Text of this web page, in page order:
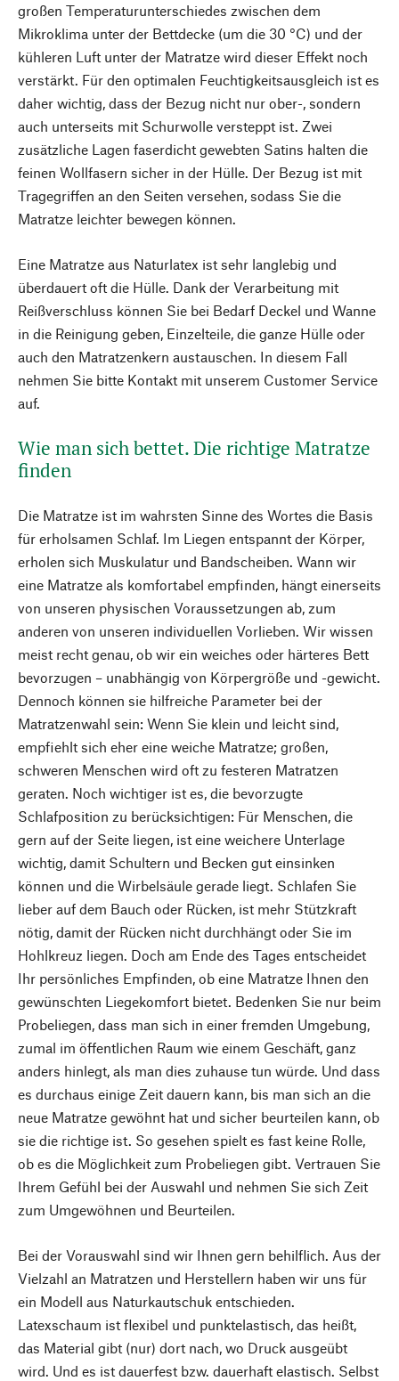
großen Temperaturunterschiedes zwischen dem
Mikroklima unter der Bettdecke (um die 30 °C) und der
kühleren Luft unter der Matratze wird dieser Effekt noch
verstärkt. Für den optimalen Feuchtigkeitsausgleich ist es
daher wichtig, dass der Bezug nicht nur ober-, sondern
auch unterseits mit Schurwolle versteppt ist. Zwei
zusätzliche Lagen faserdicht gewebten Satins halten die
feinen Wollfasern sicher in der Hülle. Der Bezug ist mit
Tragegriffen an den Seiten versehen, sodass Sie die
Matratze leichter bewegen können.
Eine Matratze aus Naturlatex ist sehr langlebig und
überdauert oft die Hülle. Dank der Verarbeitung mit
Reißverschluss können Sie bei Bedarf Deckel und Wanne
in die Reinigung geben, Einzelteile, die ganze Hülle oder
auch den Matratzenkern austauschen. In diesem Fall
nehmen Sie bitte Kontakt mit unserem Customer Service
auf.
Wie man sich bettet. Die richtige Matratze
finden
Die Matratze ist im wahrsten Sinne des Wortes die Basis
für erholsamen Schlaf. Im Liegen entspannt der Körper,
erholen sich Muskulatur und Bandscheiben. Wann wir
eine Matratze als komfortabel empfinden, hängt einerseits
von unseren physischen Voraussetzungen ab, zum
anderen von unseren individuellen Vorlieben. Wir wissen
meist recht genau, ob wir ein weiches oder härteres Bett
bevorzugen – unabhängig von Körpergröße und -gewicht.
Dennoch können sie hilfreiche Parameter bei der
Matratzenwahl sein: Wenn Sie klein und leicht sind,
empfiehlt sich eher eine weiche Matratze; großen,
schweren Menschen wird oft zu festeren Matratzen
geraten. Noch wichtiger ist es, die bevorzugte
Schlafposition zu berücksichtigen: Für Menschen, die
gern auf der Seite liegen, ist eine weichere Unterlage
wichtig, damit Schultern und Becken gut einsinken
können und die Wirbelsäule gerade liegt. Schlafen Sie
lieber auf dem Bauch oder Rücken, ist mehr Stützkraft
nötig, damit der Rücken nicht durchhängt oder Sie im
Hohlkreuz liegen. Doch am Ende des Tages entscheidet
Ihr persönliches Empfinden, ob eine Matratze Ihnen den
gewünschten Liegekomfort bietet. Bedenken Sie nur beim
Probeliegen, dass man sich in einer fremden Umgebung,
zumal im öffentlichen Raum wie einem Geschäft, ganz
anders hinlegt, als man dies zuhause tun würde. Und dass
es durchaus einige Zeit dauern kann, bis man sich an die
neue Matratze gewöhnt hat und sicher beurteilen kann, ob
sie die richtige ist. So gesehen spielt es fast keine Rolle,
ob es die Möglichkeit zum Probeliegen gibt. Vertrauen Sie
Ihrem Gefühl bei der Auswahl und nehmen Sie sich Zeit
zum Umgewöhnen und Beurteilen.
Bei der Vorauswahl sind wir Ihnen gern behilflich. Aus der
Vielzahl an Matratzen und Herstellern haben wir uns für
ein Modell aus Naturkautschuk entschieden.
Latexschaum ist flexibel und punktelastisch, das heißt,
das Material gibt (nur) dort nach, wo Druck ausgeübt
wird. Und es ist dauerfest bzw. dauerhaft elastisch. Selbst